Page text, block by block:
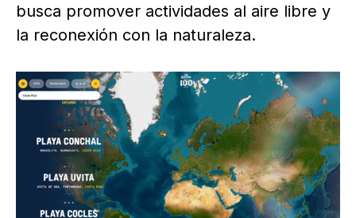
busca promover actividades al aire libre y
la reconexión con la naturaleza.